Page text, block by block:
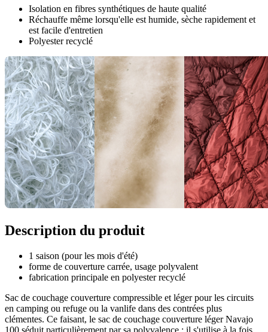
Isolation en fibres synthétiques de haute qualité
Réchauffe même lorsqu'elle est humide, sèche rapidement et
est facile d'entretien
Polyester recyclé
Description du produit
1 saison (pour les mois d'été)
forme de couverture carrée, usage polyvalent
fabrication principale en polyester recyclé
Sac de couchage couverture compressible et léger pour les circuits
en camping ou refuge ou la vanlife dans des contrées plus
clémentes. Ce faisant, le sac de couchage couverture léger Navajo